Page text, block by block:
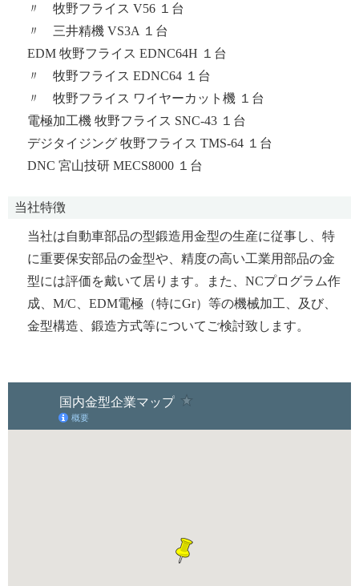
〃 牧野フライス V56 １台
〃 三井精機 VS3A １台
EDM 牧野フライス EDNC64H １台
〃 牧野フライス EDNC64 １台
〃 牧野フライス ワイヤーカット機 １台
電極加工機 牧野フライス SNC-43 １台
デジタイジング 牧野フライス TMS-64 １台
DNC 宮山技研 MECS8000 １台
当社特徴
当社は自動車部品の型鍛造用金型の生産に従事し、特
に重要保安部品の金型や、精度の高い工業用部品の金
型には評価を戴いて居ります。また、NCプログラム作
成、M/C、EDM電極（特にGr）等の機械加工、及び、
金型構造、鍛造方式等についてご検討致します。